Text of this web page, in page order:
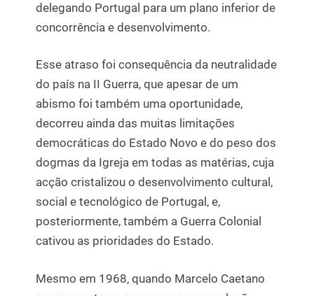
delegando Portugal para um plano inferior de
concorrência e desenvolvimento.
Esse atraso foi consequência da neutralidade
do país na II Guerra, que apesar de um
abismo foi também uma oportunidade,
decorreu ainda das muitas limitações
democráticas do Estado Novo e do peso dos
dogmas da Igreja em todas as matérias, cuja
acção cristalizou o desenvolvimento cultural,
social e tecnológico de Portugal, e,
posteriormente, também a Guerra Colonial
cativou as prioridades do Estado.
Mesmo em 1968, quando Marcelo Caetano